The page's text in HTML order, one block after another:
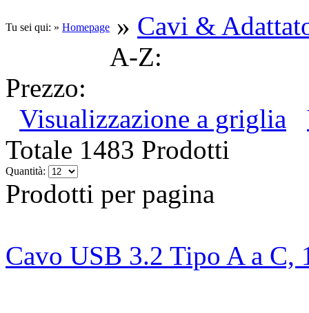
Tu sei qui: » Homepage » Cavi &
A-Z:
Prezzo:
Visualizzazione a griglia
Totale 1483 Prodotti
Quantità:
Prodotti per pagina
Cavo USB 3.2 Tipo A a C,